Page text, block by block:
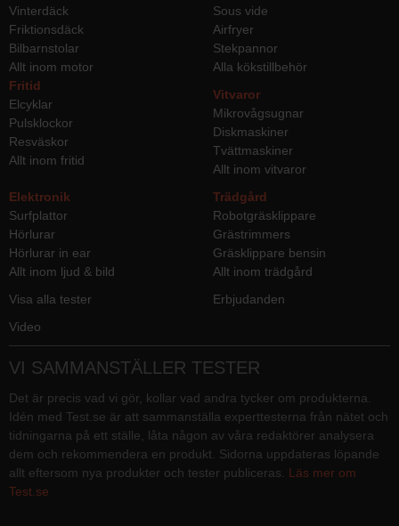
Vinterdäck
Friktionsdäck
Bilbarnstolar
Allt inom motor
Sous vide
Airfryer
Stekpannor
Alla kökstillbehör
Fritid
Elcyklar
Pulsklockor
Resväskor
Allt inom fritid
Vitvaror
Mikrovågsugnar
Diskmaskiner
Tvättmaskiner
Allt inom vitvaror
Elektronik
Surfplattor
Hörlurar
Hörlurar in ear
Allt inom ljud & bild
Trädgård
Robotgräsklippare
Grästrimmers
Gräsklippare bensin
Allt inom trädgård
Visa alla tester
Erbjudanden
Video
VI SAMMANSTÄLLER TESTER
Det är precis vad vi gör, kollar vad andra tycker om produkterna.
Idén med Test.se är att sammanställa experttesterna från nätet och
tidningarna på ett ställe, låta någon av våra redaktörer analysera
dem och rekommendera en produkt. Sidorna uppdateras löpande
allt eftersom nya produkter och tester publiceras. Läs mer om
Test.se